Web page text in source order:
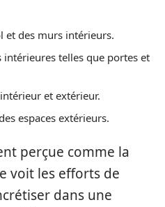
et des murs intérieurs.
telles que portes et
et extérieur.
espaces extérieurs.
perçue comme la
voit les efforts de
dans une